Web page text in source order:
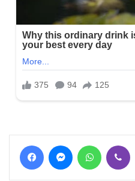
FacebookMessengerWhatsApp